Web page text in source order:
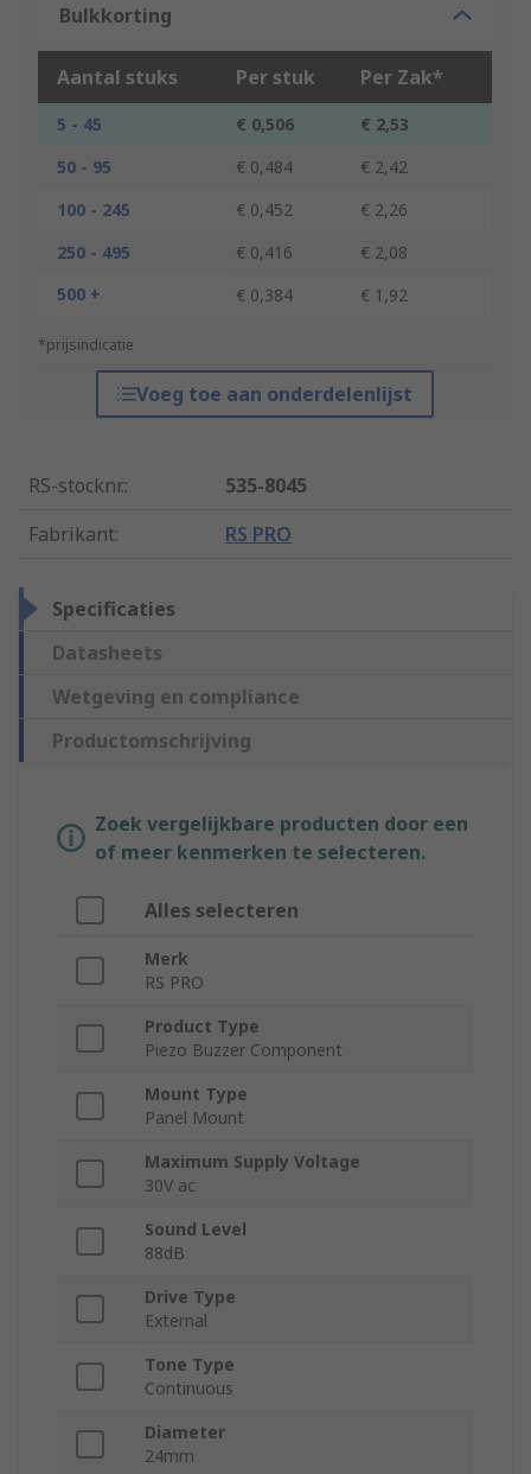
Bulkkorting
Aantal stuks Per stuk Per Zak*
5 - 45 € 0,506
€ 2,53
50 - 95
€ 0,484
€ 2,42
100 - 245
€ 0,452
€ 2,26
250 - 495
€ 0,416
€ 2,08
500 +
€ 0,384 € 1,92
*prijsindicatie
Voeg toe aan onderdelenlijst
RS-stocknr.:
535-8045
Fabrikant: RS PRO
Specificaties
Datasheets
Wetgeving en compliance
Productomschrijving
Zoek vergelijkbare producten door een
of meer kenmerken te selecteren.
Alles selecteren
Merk
RS PRO
Product Type
Piezo Buzzer Component
Mount Type
Panel Mount
Maximum Supply Voltage
30V ac
Sound Level
88dB
Drive Type
External
Tone Type
Continuous
Diameter
24mm